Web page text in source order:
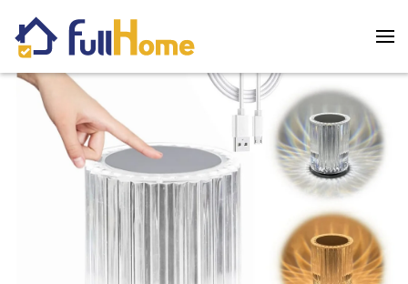
Skip to main content